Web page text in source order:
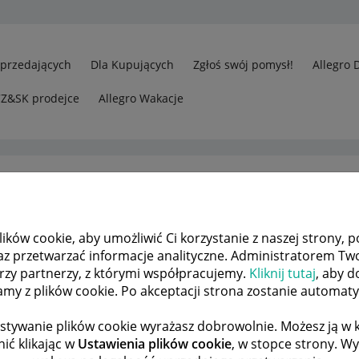
cookie, aby umożliwić Ci korzystanie z naszej strony,
przetwarzać informacje analityczne. Administratorem
partnerzy, z którymi współpracujemy. Kliknij tutaj, aby
z plików cookie. Po akceptacji strona zostanie
plików cookie wyrażasz dobrowolnie. Możesz ją w
klikając wUstawienia plików cookie, w stopce strony.
Dla Kupujących Zgłoś swój pomysł! Allegro
prodejce Allegro Wakacje
Odp.: Proszę o przywrócenie zakupu do zakładki "moje zakupy"
POPRZEDNIA NASTĘPNA